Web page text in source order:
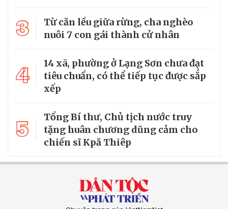
3
Từ căn lều giữa rừng, cha nghèo
nuôi 7 con gái thành cử nhân
4
14 xã, phường ở Lạng Sơn chưa đạt
tiêu chuẩn, có thể tiếp tục được sắp
xếp
5
Tổng Bí thư, Chủ tịch nước truy
tặng huân chương dũng cảm cho
chiến sĩ Kpă Thiêp